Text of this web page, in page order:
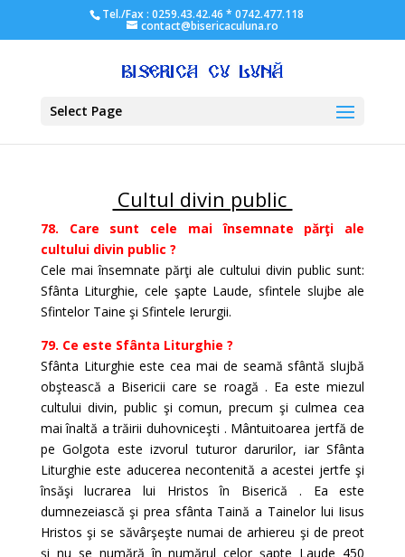
Tel./Fax : 0259.43.42.46 * 0742.477.118
contact@bisericaculuna.ro
Select Page
Cultul divin public
78. Care sunt cele mai însemnate părţi ale
cultului divin public ?
Cele mai însemnate părţi ale cultului divin public sunt:
Sfânta Liturghie, cele şapte Laude, sfintele slujbe ale
Sfintelor Taine şi Sfintele Ierurgii.
79. Ce este Sfânta Liturghie ?
Sfânta Liturghie este cea mai de seamă sfântă slujbă
obştească a Bisericii care se roagă . Ea este miezul
cultului divin, public şi comun, precum şi culmea cea
mai înaltă a trăirii duhovniceşti . Mântuitoarea jertfă de
pe Golgota este izvorul tuturor darurilor, iar Sfânta
Liturghie este aducerea necontenită a acestei jertfe şi
însăşi lucrarea lui Hristos în Biserică . Ea este
dumnezeiască şi prea sfânta Taină a Tainelor lui Iisus
Hristos şi se săvârşeşte numai de arhiereu şi de preot
şi nu se numără în numărul celor şapte Laude 450